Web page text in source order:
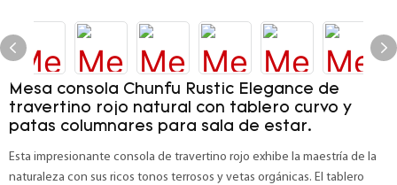
Mesa consola Chunfu Rustic Elegance de
travertino rojo natural con tablero curvo y
patas columnares para sala de estar.
Esta impresionante consola de travertino rojo exhibe la maestría de la
naturaleza con sus ricos tonos terrosos y vetas orgánicas. El tablero